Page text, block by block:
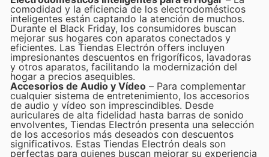
comodidad y la eficiencia de los electrodomésticos
inteligentes están captando la atención de muchos.
Durante el Black Friday, los consumidores buscan
mejorar sus hogares con aparatos conectados y
eficientes. Las Tiendas Electrón offers incluyen
impresionantes descuentos en frigoríficos, lavadoras
y otros aparatos, facilitando la modernización del
hogar a precios asequibles.
Accesorios de Audio y Vídeo – Para complementar
cualquier sistema de entretenimiento, los accesorios
de audio y vídeo son imprescindibles. Desde
auriculares de alta fidelidad hasta barras de sonido
envolventes, Tiendas Electrón presenta una selección
de los accesorios más deseados con descuentos
significativos. Estas Tiendas Electrón deals son
perfectas para quienes buscan mejorar su experiencia